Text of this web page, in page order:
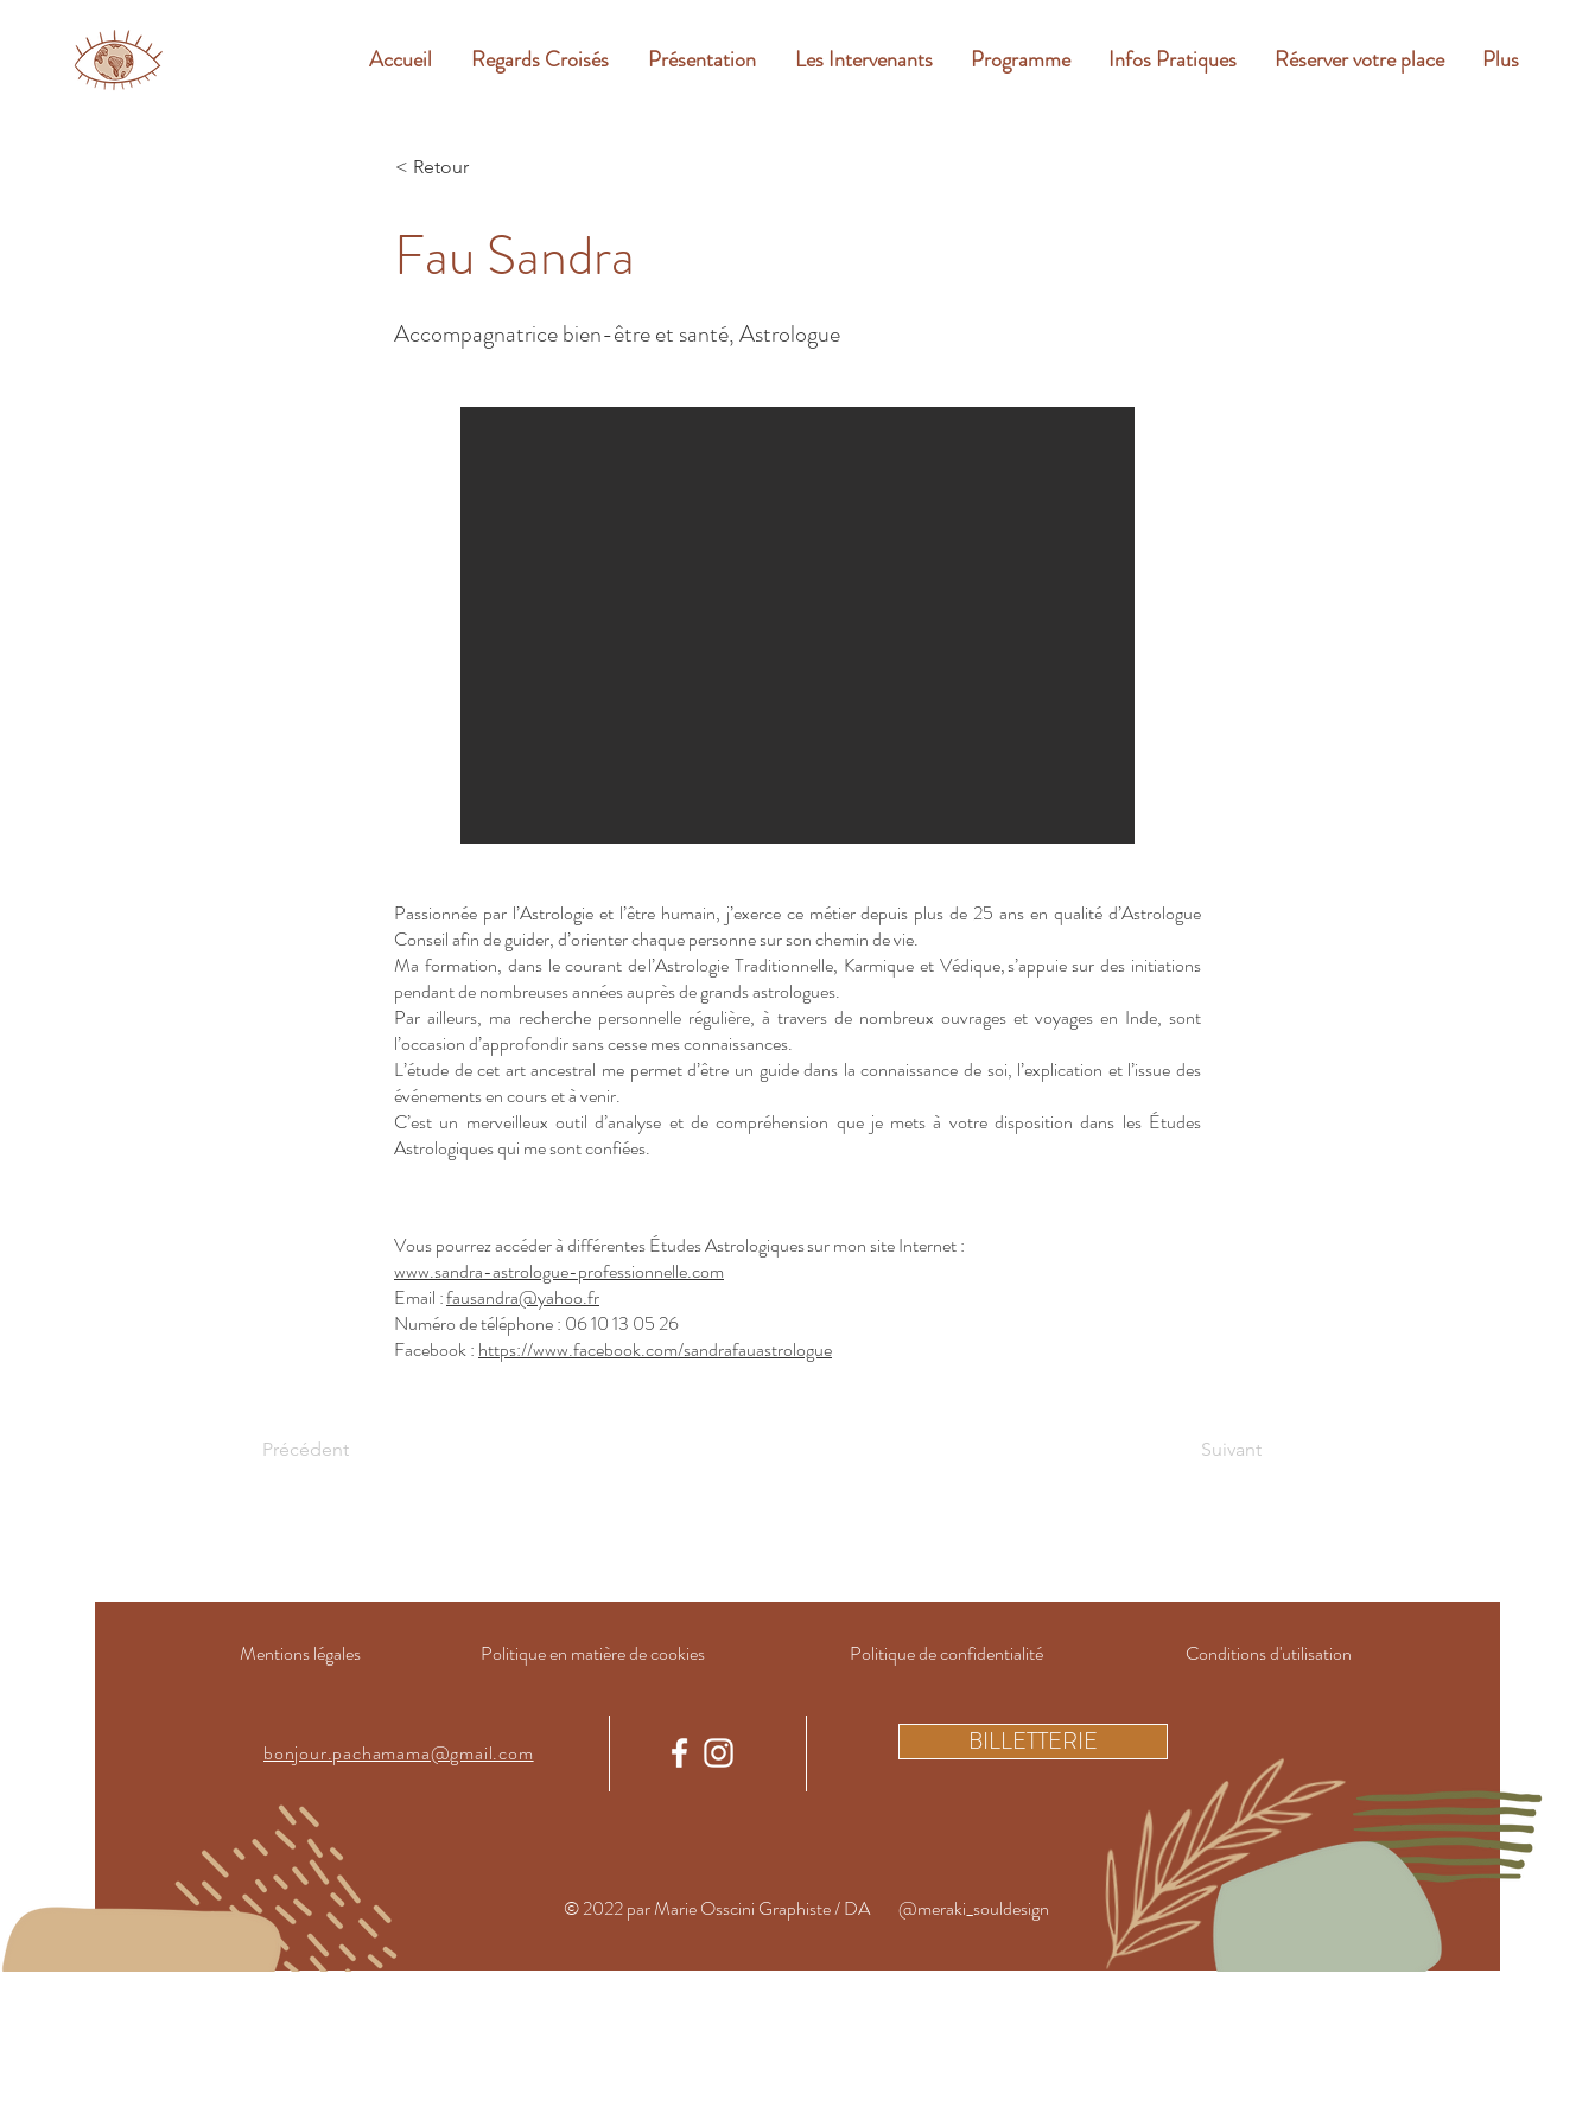
Accueil Regards Croisés Présentation Les Intervenants Programme Infos Pratiques Réserver votre place Plus
< Retour
Fau Sandra
Accompagnatrice bien-être et santé, Astrologue
Passionnée par l’Astrologie et l’être humain, j’exerce ce métier depuis plus de 25 ans en qualité d’Astrologue
Conseil afin de guider, d’orienter chaque personne sur son chemin de vie.
Ma formation, dans le courant de l’Astrologie Traditionnelle, Karmique et Védique, s’appuie sur des initiations
pendant de nombreuses années auprès de grands astrologues.
Par ailleurs, ma recherche personnelle régulière, à travers de nombreux ouvrages et voyages en Inde, sont
l’occasion d’approfondir sans cesse mes connaissances.
L’étude de cet art ancestral me permet d’être un guide dans la connaissance de soi, l’explication et l’issue des
événements en cours et à venir.
C’est un merveilleux outil d’analyse et de compréhension que je mets à votre disposition dans les Études
Astrologiques qui me sont confiées.
Vous pourrez accéder à différentes Études Astrologiques sur mon site Internet :
www.sandra-astrologue-professionnelle.com
Email :fausandra@yahoo.fr
Numéro de téléphone : 06 10 13 05 26
Facebook : https://www.facebook.com/sandrafauastrologue
Précédent Suivant
Mentions légales Politique en matière de cookies Politique de confidentialité Conditions d'utilisation
bonjour.pachamama@gmail.com BILLETTERIE
© 2022 par Marie Osscini Graphiste / DA @meraki_souldesign